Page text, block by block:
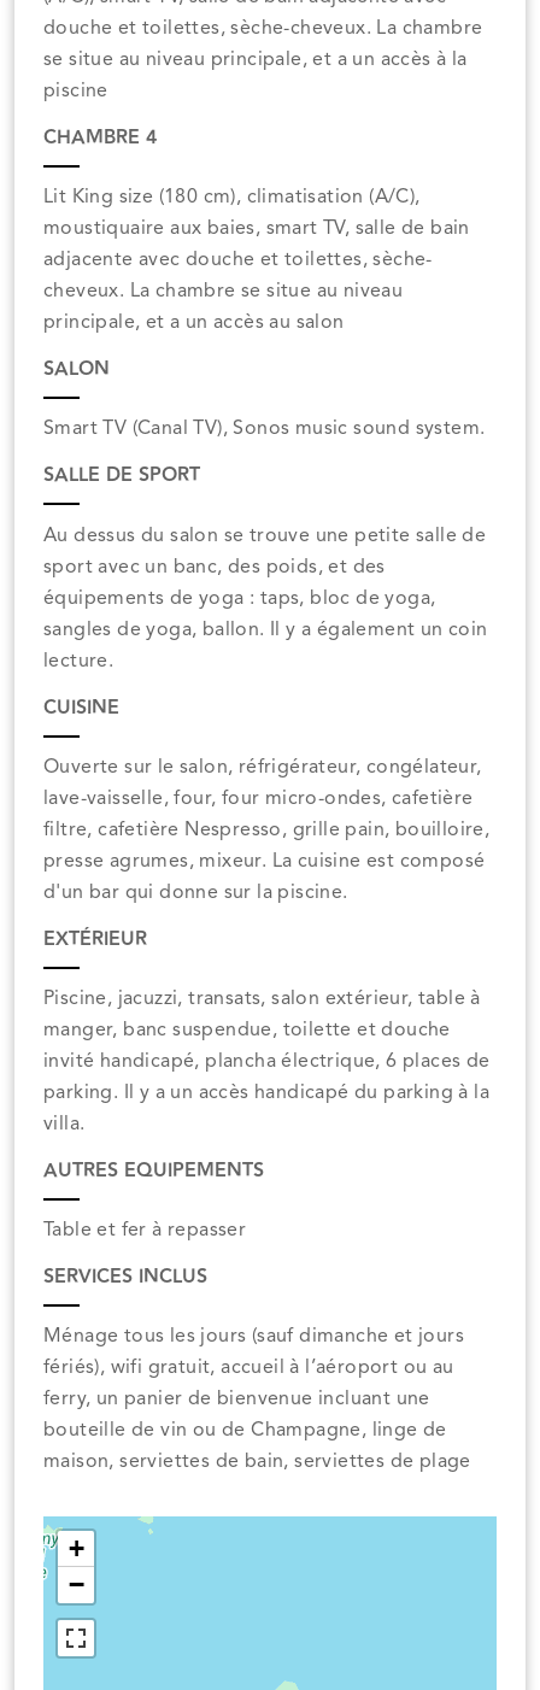
douche et toilettes, sèche-cheveux. La chambre
se situe au niveau principale, et a un accès à la
piscine
CHAMBRE 4
Lit King size (180 cm), climatisation (A/C),
moustiquaire aux baies, smart TV, salle de bain
adjacente avec douche et toilettes, sèche-
cheveux. La chambre se situe au niveau
principale, et a un accès au salon
SALON
Smart TV (Canal TV), Sonos music sound system.
SALLE DE SPORT
Au dessus du salon se trouve une petite salle de
sport avec un banc, des poids, et des
équipements de yoga : taps, bloc de yoga,
sangles de yoga, ballon. Il y a également un coin
lecture.
CUISINE
Ouverte sur le salon, réfrigérateur, congélateur,
lave-vaisselle, four, four micro-ondes, cafetière
filtre, cafetière Nespresso, grille pain, bouilloire,
presse agrumes, mixeur. La cuisine est composé
d'un bar qui donne sur la piscine.
EXTÉRIEUR
Piscine, jacuzzi, transats, salon extérieur, table à
manger, banc suspendue, toilette et douche
invité handicapé, plancha électrique, 6 places de
parking. Il y a un accès handicapé du parking à la
villa.
AUTRES EQUIPEMENTS
Table et fer à repasser
SERVICES INCLUS
Ménage tous les jours (sauf dimanche et jours
fériés), wifi gratuit, accueil à l’aéroport ou au
ferry, un panier de bienvenue incluant une
bouteille de vin ou de Champagne, linge de
maison, serviettes de bain, serviettes de plage
+
−